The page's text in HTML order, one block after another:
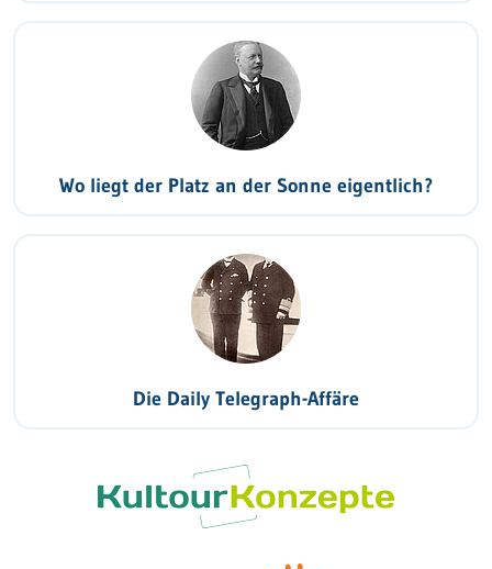
Wo liegt der Platz an der Sonne eigentlich?
Die Daily Telegraph-Affäre